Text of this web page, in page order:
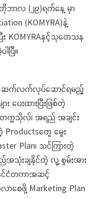
ဘာလ (၂၉)ရက်နေ့ မှာ
(KOMYRA)နဲ့
း KOMYRAနှင့်သုတေသန
ပြီ။
ဆက်လက်လုပ်ဆောင်ရမည့်
ပေးထားပြီးဖြစ်တဲ့
ကသိုလ်၊ အရည် အချင်း
တွေ မွေး
Plan၊ သင်ကြားတဲ့
သုံးချနိုင်တဲ့ လူ့ စွမ်းအား
နိုင်ငံတကာအဆင့်
ေဖို့ Marketing Plan